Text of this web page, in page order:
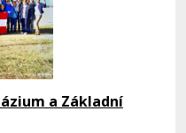
a Základní